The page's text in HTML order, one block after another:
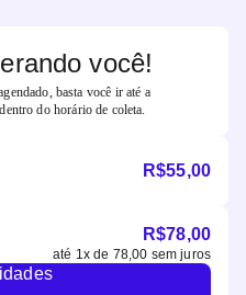
você!
basta você ir até a
do horário de coleta.
R$55,00
R$78,00
até 1x de 78,00 sem juros